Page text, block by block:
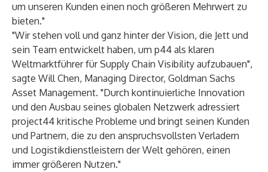
um unseren Kunden einen noch größeren Mehrwert zu
bieten."
"Wir stehen voll und ganz hinter der Vision, die Jett und
sein Team entwickelt haben, um p44 als klaren
Weltmarktführer für Supply Chain Visibility aufzubauen",
sagte Will Chen, Managing Director, Goldman Sachs
Asset Management. "Durch kontinuierliche Innovation
und den Ausbau seines globalen Netzwerk adressiert
project44 kritische Probleme und bringt seinen Kunden
und Partnern, die zu den anspruchsvollsten Verladern
und Logistikdienstleistern der Welt gehören, einen
immer größeren Nutzen."